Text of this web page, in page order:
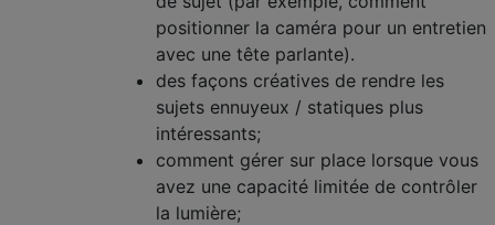
positionner la caméra pour un entretien
avec une tête parlante).
des façons créatives de rendre les
sujets ennuyeux / statiques plus
intéressants;
comment gérer sur place lorsque vous
avez une capacité limitée de contrôler
la lumière;